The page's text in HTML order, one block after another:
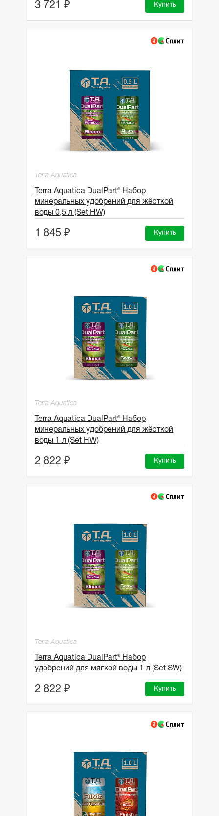
3 721 ₽ Купить
Terra Aquatica
Terra Aquatica DualPart® Набор
минеральных удобрений для жёсткой
воды 0,5 л (Set HW)
1 845 ₽ Купить
Terra Aquatica
Terra Aquatica DualPart® Набор
минеральных удобрений для жёсткой
воды 1 л (Set HW)
2 822 ₽ Купить
Terra Aquatica
Terra Aquatica DualPart® Набор
удобрений для мягкой воды 1 л (Set SW)
2 822 ₽ Купить